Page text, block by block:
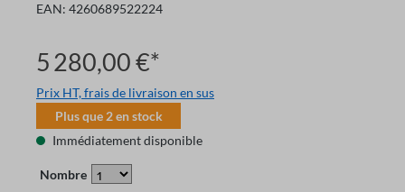
EAN: 4260689522224
5 280,00 €*
Prix HT, frais de livraison en sus
Plus que 2en stock
Immédiatement disponible
Nombre